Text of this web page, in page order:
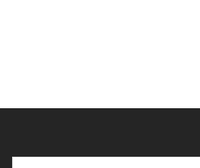
Gib deine E-Mail-Adresse ein ...